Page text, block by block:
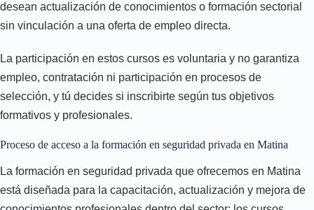
desean actualización de conocimientos o formación sectorial
sin vinculación a una oferta de empleo directa.
La participación en estos cursos es voluntaria y no garantiza
empleo, contratación ni participación en procesos de
selección, y tú decides si inscribirte según tus objetivos
formativos y profesionales.
Proceso de acceso a la formación en seguridad privada en Matina
La formación en seguridad privada que ofrecemos en Matina
está diseñada para la capacitación, actualización y mejora de